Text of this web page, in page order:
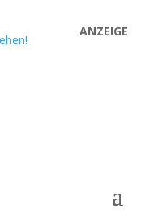
ANZEIGE